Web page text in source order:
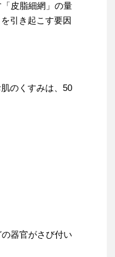
皮脂細網」の量
引き起こす要因
のくすみは、50
器官がさび付い